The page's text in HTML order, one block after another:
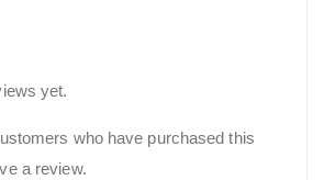
yet.
who have purchased this
a review.